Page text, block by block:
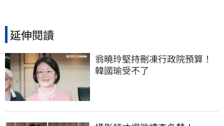
延伸閱讀
翁曉玲堅持刪凍行政院預算！
韓國瑜受不了